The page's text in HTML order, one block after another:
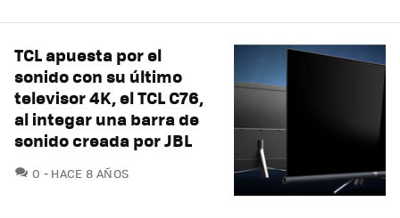
TCL apuesta por el
sonido con su último
televisor 4K, el TCL C76,
al integar una barra de
sonido creada por JBL
0 COMENTARIOS
HACE 8 AÑOS